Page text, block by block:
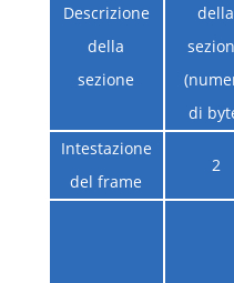
Descrizione
della
sezione
della
di
Intestazione
del frame
2